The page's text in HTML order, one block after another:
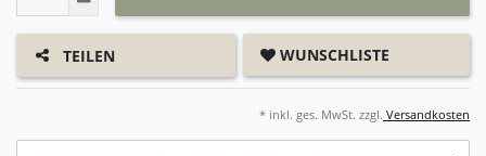
TEILEN WUNSCHLISTE
* inkl. ges. MwSt. zzgl. Versandkosten